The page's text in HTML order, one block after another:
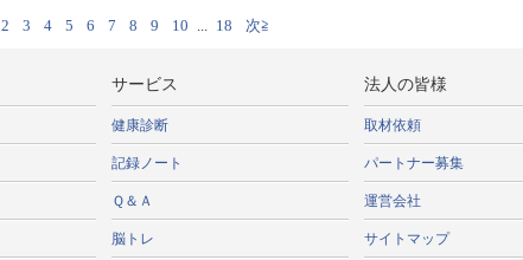
2 3 4 5 6 7 8 9 10 ... 18 次≧
サービス
健康診断
記録ノート
Ｑ＆Ａ
脳トレ
法人の皆様
取材依頼
パートナー募集
運営会社
サイトマップ